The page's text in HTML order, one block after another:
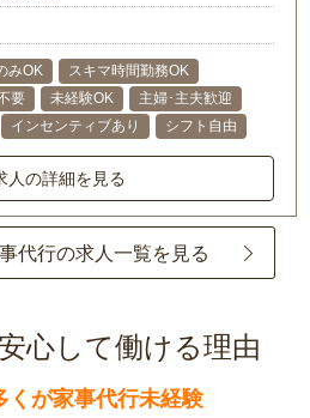
みOK
スキマ時間勤務OK
要 未経験OK
主婦･主夫歓迎
インセンティブあり シフト自由
人の詳細を見る
代行の求人一覧を見る
心して働ける理由
くが家事代行未経験